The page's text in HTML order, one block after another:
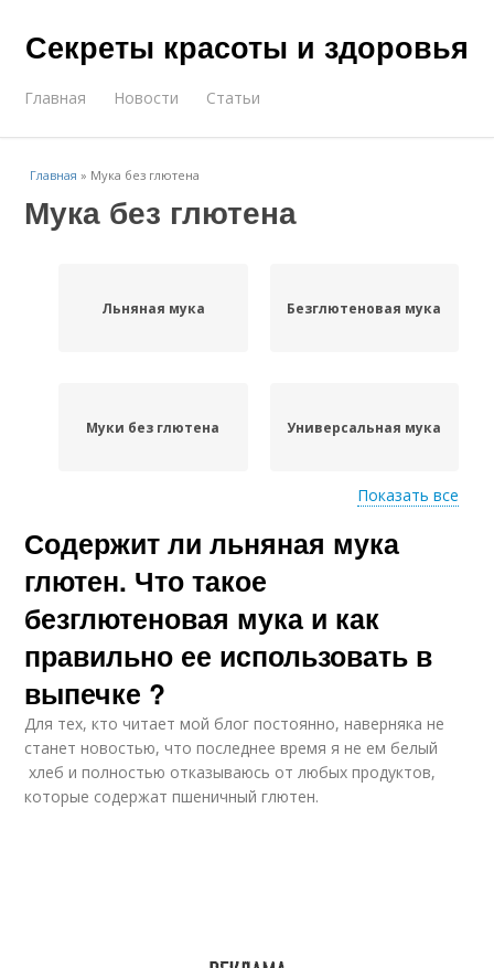
Секреты красоты и здоровья
Главная Новости Статьи
Главная » Мука без глютена
Мука без глютена
Льняная мука Безглютеновая мука
Муки без глютена Универсальная мука
Глютен в сортах Гарнец без глютена
Глютен в овсянке
Показать все
Содержит ли льняная мука
глютен. Что такое
безглютеновая мука и как
правильно ее использовать в
выпечке ?
Для тех, кто читает мой блог постоянно, наверняка не
станет новостью, что последнее время я не ем белый
хлеб и полностью отказываюсь от любых продуктов,
которые содержат пшеничный глютен.